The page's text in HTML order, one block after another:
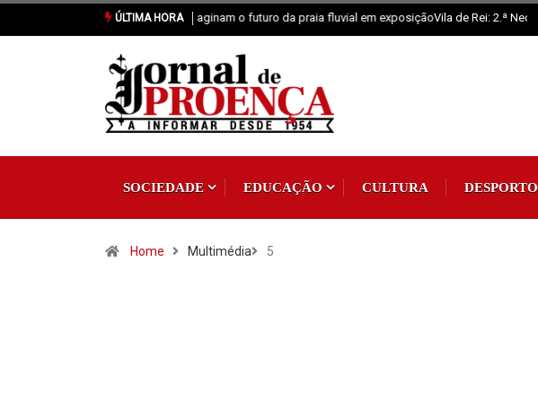
ÚLTIMA HORA Vila de Rei: 2.ª Neon Walk reuniu mais de 300 participantes
SOCIEDADE EDUCAÇÃO CULTURA DESPORTO
Home Multimédia 5